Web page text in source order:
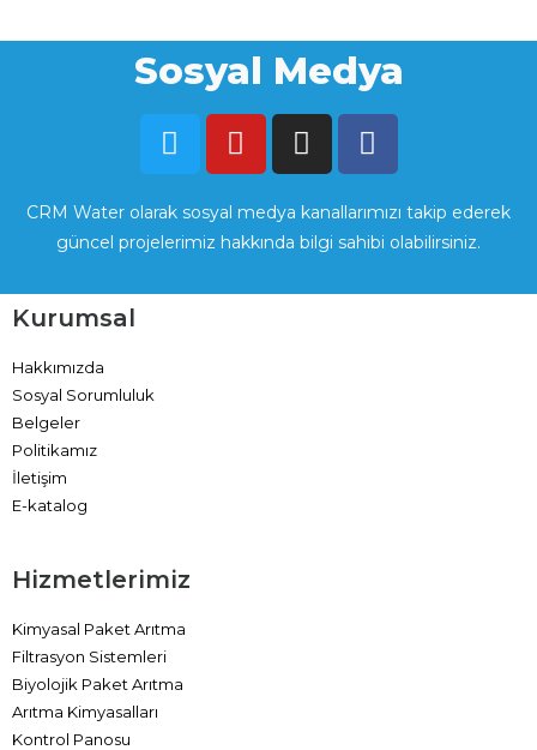
Sosyal Medya
CRM Water olarak sosyal medya kanallarımızı takip ederek
güncel projelerimiz hakkında bilgi sahibi olabilirsiniz.
Kurumsal
Hakkımızda
Sosyal Sorumluluk
Belgeler
Politikamız
İletişim
E-katalog
Hizmetlerimiz
Kimyasal Paket Arıtma
Filtrasyon Sistemleri
Biyolojik Paket Arıtma
Arıtma Kimyasalları
Kontrol Panosu